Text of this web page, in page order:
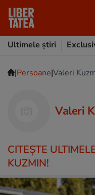
Ultimele știri
|Persoane|Valeri
Valeri
CITEŞTE
KUZMIN!